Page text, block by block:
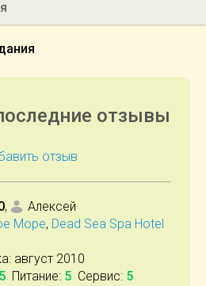
отзывы
отзыв
,
Алексей
Море, Dead Sea Spa Hotel
август 2010
5 Питание: 5 Сервис: 5